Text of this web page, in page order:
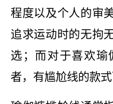
程度以及个人的审
追求运动时的无拘
选；而对于喜欢
者，有尴尬线的款式